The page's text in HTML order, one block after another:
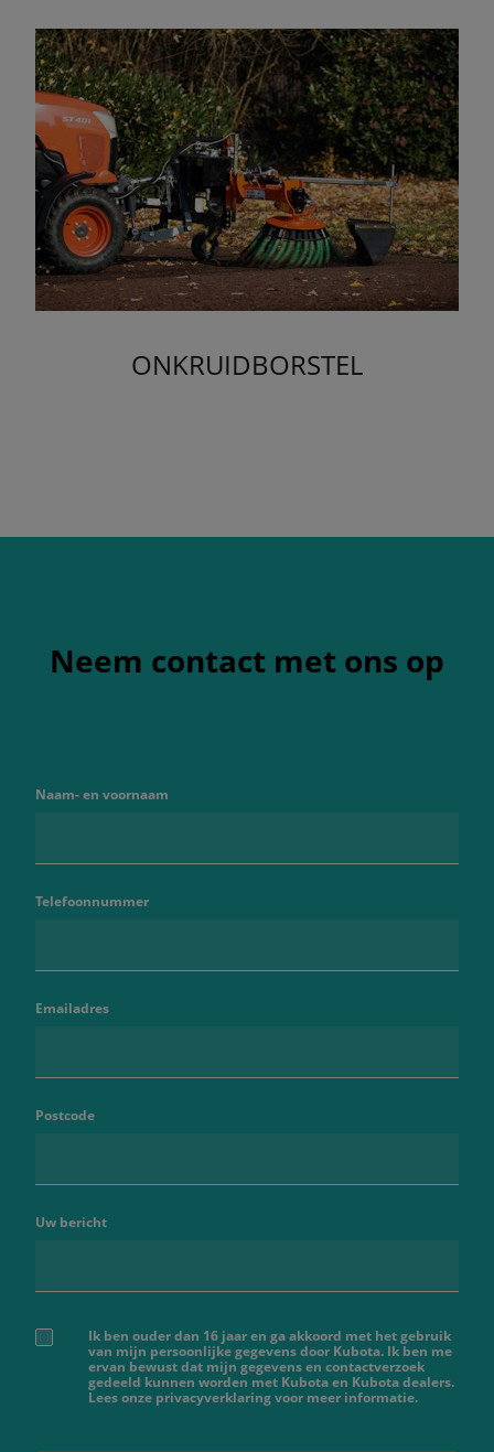
ONKRUIDBORSTEL
Neem contact met ons op
Naam- en voornaam
Telefoonnummer
Emailadres
Postcode
Uw bericht
Ik ben ouder dan 16 jaar en ga akkoord met het gebruik
van mijn persoonlijke gegevens door Kubota. Ik ben me
ervan bewust dat mijn gegevens en contactverzoek
gedeeld kunnen worden met Kubota en Kubota dealers.
Lees onze privacyverklaring voor meer informatie.